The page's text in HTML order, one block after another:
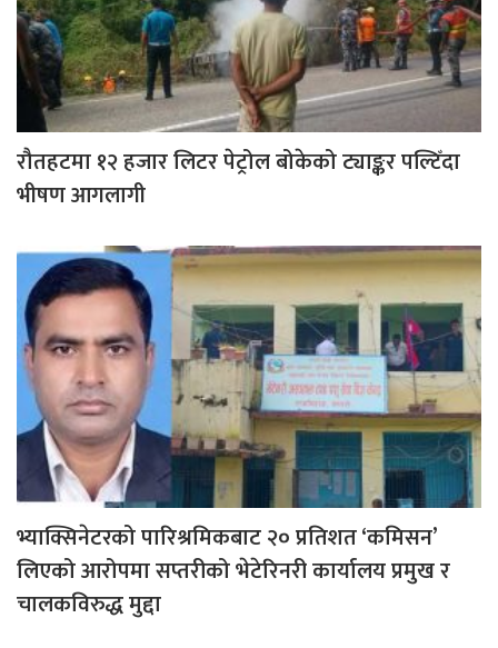
रौतहटमा १२ हजार लिटर पेट्रोल बोकेको ट्याङ्कर पल्टिँदा
भीषण आगलागी
भ्याक्सिनेटरको पारिश्रमिकबाट २० प्रतिशत ‘कमिसन’
लिएको आरोपमा सप्तरीको भेटेरिनरी कार्यालय प्रमुख र
चालकविरुद्ध मुद्दा